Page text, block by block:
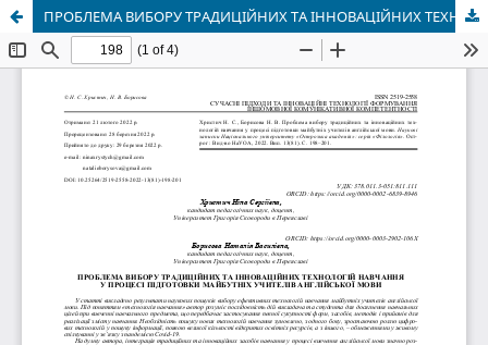
ПРОБЛЕМА ВИБОРУ ТРАДИЦІЙНИХ ТА ІННОВАЦІЙНИХ ТЕХНОЛОГІЙ НАВЧАННЯ У ПРОЦЕСІ ПІДГОТОВКИ МАЙБУТНІХ УЧИТЕЛІВ АНГЛІЙСЬКОЇ МОВИ